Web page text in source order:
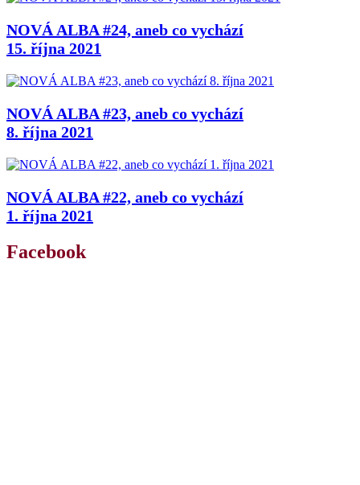
NOVÁ ALBA #24, aneb co vychází
15. října 2021
NOVÁ ALBA #23, aneb co vychází
8. října 2021
NOVÁ ALBA #22, aneb co vychází
1. října 2021
Facebook